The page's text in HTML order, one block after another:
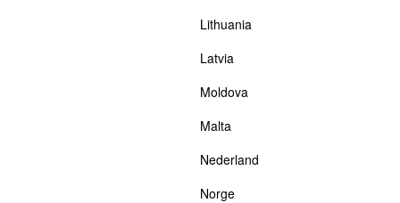
Lithuania
Latvia
Moldova
Malta
Nederland
Norge